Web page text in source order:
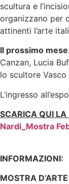
scultura e
organizzano per
attinenti l’arte
Il prossimo
Canzan, Lucia
lo scultore Vasco
L’ingresso
SCARICA QUI LA
Nardi_Mostra
INFORMAZIONI:
MOSTRA